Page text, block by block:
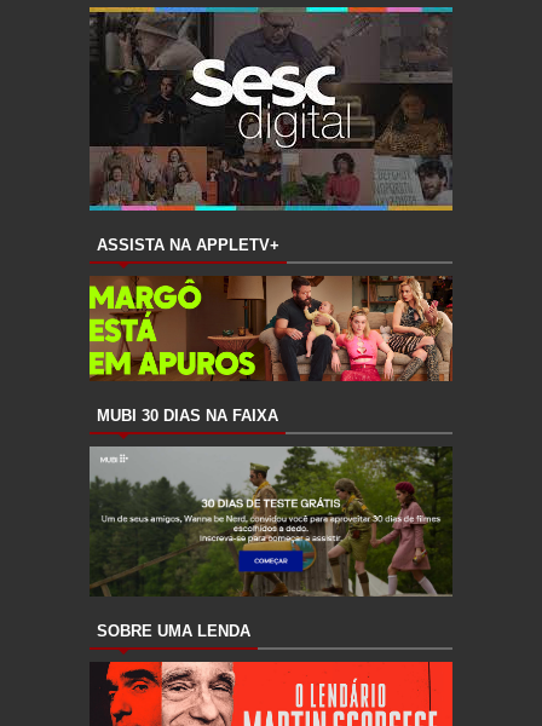
ASSISTA NA APPLETV+
MUBI 30 DIAS NA FAIXA
SOBRE UMA LENDA